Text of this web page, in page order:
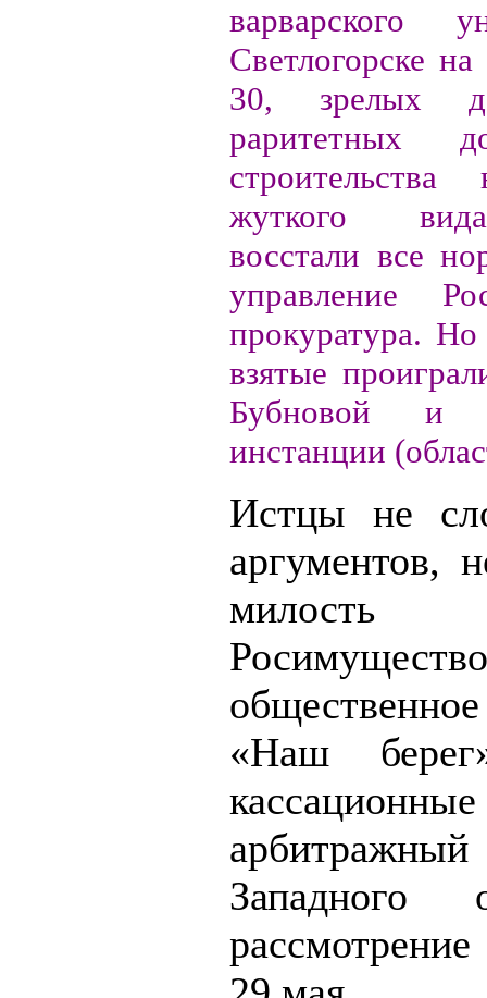
варварского
Светлогорске
30, зрелых
раритетных
жуткого
восстали все
управление
прокуратура.
взятые
Бубновой и
инстанции
Истцы не
аргументов,
милость
«Наш
Западного